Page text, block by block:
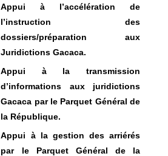
Appui à l’accélération de
l’instruction des
dossiers/préparation aux
Juridictions Gacaca.
Appui à la transmission
d’informations aux juridictions
Gacaca par le Parquet Général de
la République.
Appui à la gestion des arriérés
par le Parquet Général de la